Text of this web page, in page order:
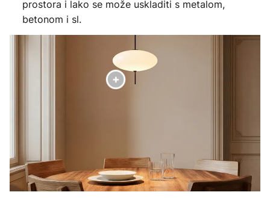
prostora i lako se može uskladiti s metalom,
betonom i sl.